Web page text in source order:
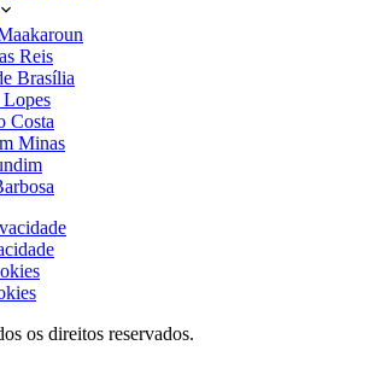
Reis
Brasília
Costa
Minas
os direitos reservados.